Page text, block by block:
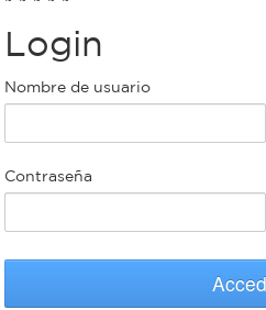
Bromatología
Rentas
Municipal
bondi
Personal
municipal
Login
Nombre de usuario
Contraseña